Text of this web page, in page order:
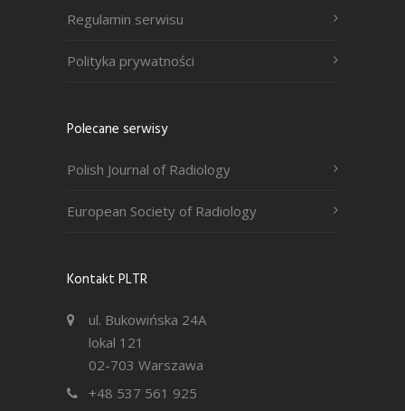
Regulamin serwisu
Polityka prywatności
Polecane serwisy
Polish Journal of Radiology
European Society of Radiology
Kontakt PLTR
ul. Bukowińska 24A
lokal 121
02-703 Warszawa
+48 537 561 925